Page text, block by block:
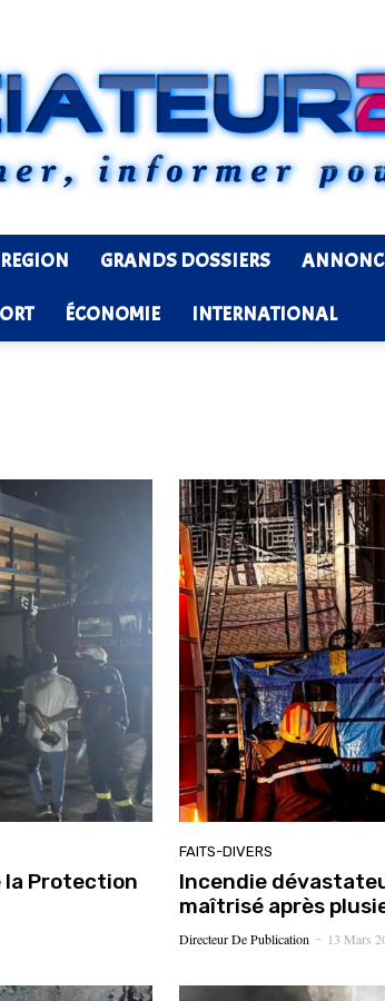
Ledenonciateur224
REGION GRANDS DOSSIERS
ÉCONOMIE INTERNATIONAL
la Protection
FAITS-DIVERS
Incendie
maîtrisé après
Directeur De Publication - 13 Mars